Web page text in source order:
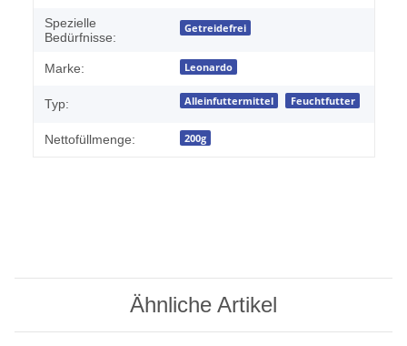
Spezielle
Bedürfnisse:
Getreidefrei
Marke: Leonardo
Typ: Alleinfuttermittel Feuchtfutter
Nettofüllmenge: 200g
Ähnliche Artikel